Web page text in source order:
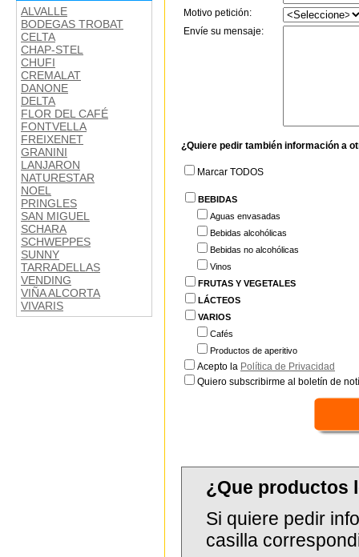
ALVALLE
BODEGAS TROBAT
CELTA
CHAP-STEL
CHUFI
CREMALAT
DANONE
DELTA
FLOR DEL CAFÉ
FONTVELLA
FREIXENET
GRANINI
LANJARON
NATURESTAR
NOEL
PRINGLES
SAN MIGUEL
SCHARA
SCHWEPPES
SUNNY
TARRADELLAS
VENDING
VIÑA ALCORTA
VIVARIS
Motivo petición:
Envíe su mensaje:
¿Quiere pedir también información a
Marcar TODOS
BEBIDAS
Aguas envasadas
Bebidas alcohólicas
Bebidas no alcohólicas
Vinos
FRUTAS Y VEGETALES
LÁCTEOS
VARIOS
Cafés
Productos de aperitivo
Acepto la Política de Privacidad
Quiero subscribirme al boletín de
¿Que productos
Si quiere pedir
casilla